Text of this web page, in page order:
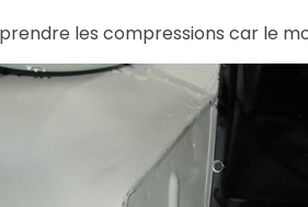
les compressions car le